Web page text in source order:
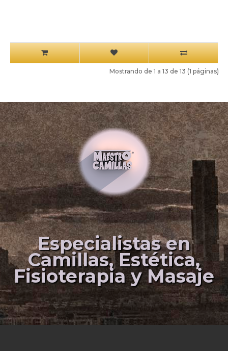
Mostrando de 1 a 13 de 13 (1 páginas)
Especialistas en
Camillas, Estética,
Fisioterapia y Masaje